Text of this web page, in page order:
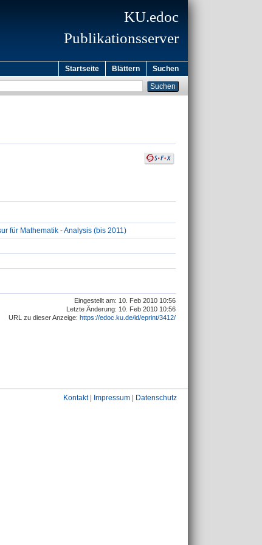
KU.edoc
Publikationsserver
Startseite Blättern Suchen
für Mathematik - Analysis (bis 2011)
Eingestellt am: 10. Feb 2010 10:56
Letzte Änderung: 10. Feb 2010 10:56
URL zu dieser Anzeige: https://edoc.ku.de/id/eprint/3412/
Kontakt| Impressum Datenschutz